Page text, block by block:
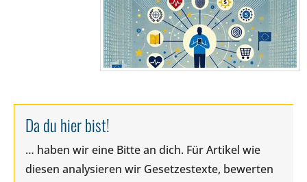
Da du hier bist!
… haben wir eine Bitte an dich. Für Artikel wie
diesen analysieren wir Gesetzestexte, bewerten